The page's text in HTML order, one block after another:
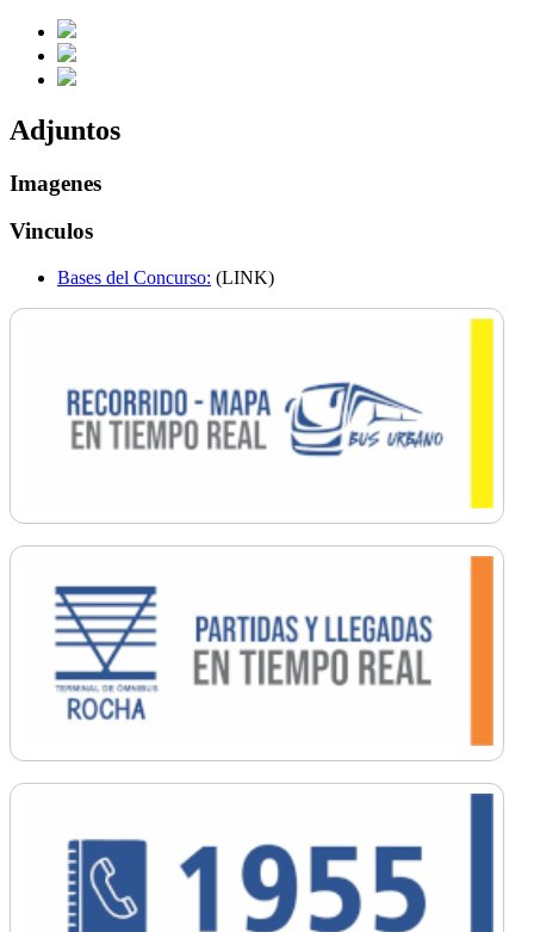
Adjuntos
Imagenes
Vinculos
Bases del Concurso: (LINK)